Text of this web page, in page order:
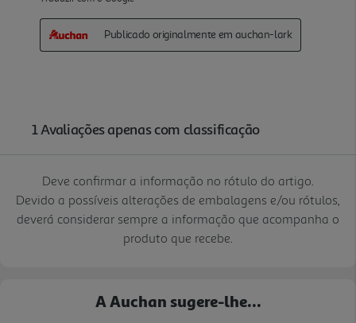
Deve confirmar a informação no rótulo do artigo.
Devido a possíveis alterações de embalagens e/ou rótulos,
deverá considerar sempre a informação que acompanha o
produto que recebe.
A Auchan sugere-lhe...